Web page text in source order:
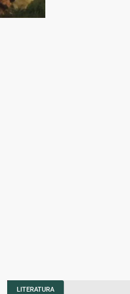
LITERATURA